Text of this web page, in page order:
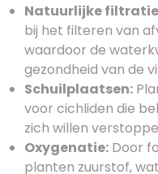
Natuurlijke
bij het filteren van
waardoor de
gezondheid van de
Schuilplaatsen:
voor cichliden die
zich willen
Oxygenatie: Door
planten zuurstof,